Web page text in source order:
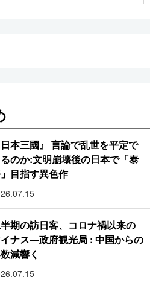
日本三國』 言論で乱世を平定で
のか:文明崩壊後の日本で「泰
目指す異色作
期の訪日客、コロナ禍以来の
ナス―政府観光局 : 中国からの
減響く